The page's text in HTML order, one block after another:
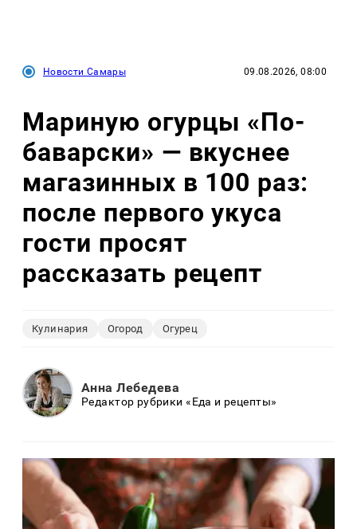
Новости Самары 09.08.2026, 08:00
Мариную огурцы «По-
баварски» — вкуснее
магазинных в 100 раз:
после первого укуса
гости просят
рассказать рецепт
Кулинария Огород Огурец
Анна Лебедева
Редактор рубрики «Еда и рецепты»